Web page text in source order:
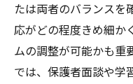
たは両者のバランスを
応がどの程度きめ細か
ムの調整が可能かも重
では、保護者面談や学